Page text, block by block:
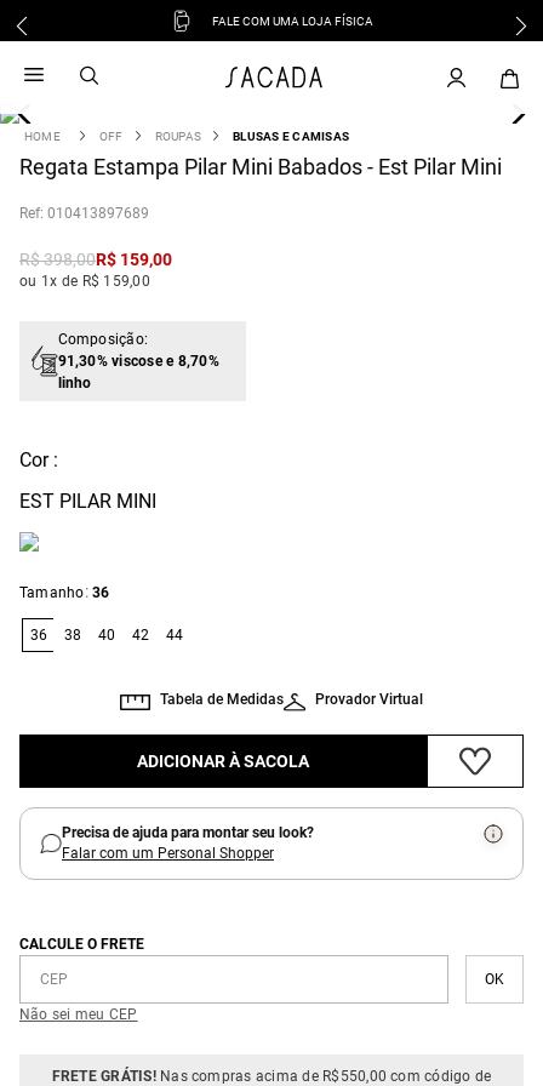
FALE COM UMA LOJA FÍSICA
OFF ROUPAS BLUSAS E CAMISAS
Regata Estampa Pilar Mini Babados - Est Pilar Mini
: 010413897689
R$398,00R$ 159,00
ou 1x de R$ 159,00
Composição:
91,30% viscose e 8,70%
linho
Cor :
EST PILAR MINI
Tamanho: 36
36 38 40 42 44
Provador Virtual
Tabela de Medidas
ADICIONAR À SACOLA
Precisa de ajuda para montar seu look?
Falar com um Personal Shopper
CALCULE O FRETE
Não sei meu CEP
FRETE GRÁTIS!Nas compras acima de R$550,00 com código de
vestido
3 º blusa
º vestido longo
º macacão
jeans
º vestido curto